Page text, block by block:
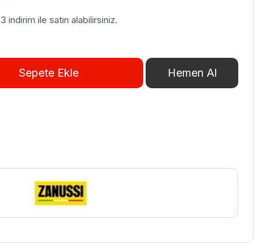
TL.fiyat:
indirim ile satın alabilirsiniz.
Sepete Ekle Hemen Al